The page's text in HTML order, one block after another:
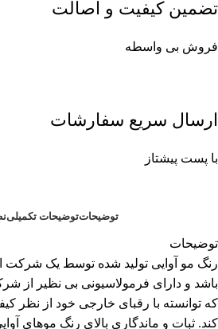
تضمین کیفیت و اصالت
فروش بی واسطه
ارسال سریع سفارشات
با پست پیشتاز
توضیحاتتوضیحات تکمیلی
توضیحات
رنگ مو آوایی تولید شده توسط یک شرکت
باشد و دارای فرمولاسیونی بی نظیر از
که توانسته با رقبای خارجی خود از نظر
کند. ثبات و ماندگاری بالای رنگ موهای